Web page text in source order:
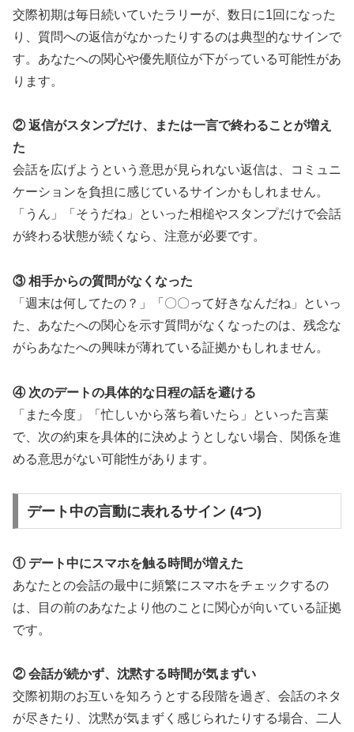
交際初期は毎日続いていたラリーが、数日に1回になった
り、質問への返信がなかったりするのは典型的なサインで
す。あなたへの関心や優先順位が下がっている可能性があ
ります。
② 返信がスタンプだけ、または一言で終わることが増え
た
会話を広げようという意思が見られない返信は、コミュニ
ケーションを負担に感じているサインかもしれません。
「うん」「そうだね」といった相槌やスタンプだけで会話
が終わる状態が続くなら、注意が必要です。
③ 相手からの質問がなくなった
「週末は何してたの？」「〇〇って好きなんだね」といっ
た、あなたへの関心を示す質問がなくなったのは、残念な
がらあなたへの興味が薄れている証拠かもしれません。
④ 次のデートの具体的な日程の話を避ける
「また今度」「忙しいから落ち着いたら」といった言葉
で、次の約束を具体的に決めようとしない場合、関係を進
める意思がない可能性があります。
デート中の言動に表れるサイン (4つ)
① デート中にスマホを触る時間が増えた
あなたとの会話の最中に頻繁にスマホをチェックするの
は、目の前のあなたより他のことに関心が向いている証拠
です。
② 会話が続かず、沈黙する時間が気まずい
交際初期のお互いを知ろうとする段階を過ぎ、会話のネタ
が尽きたり、沈黙が気まずく感じられたりする場合、二人